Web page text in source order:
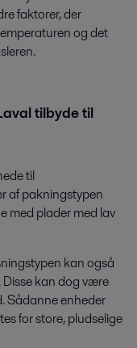
faktorer, der
og det
tilbyde til
til
af pakningstypen
med plader med lav
kan også
kan dog være
Sådanne enheder
for store, pludselige